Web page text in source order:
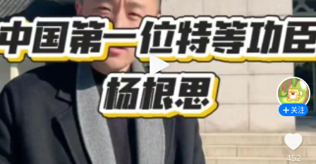
关注
452